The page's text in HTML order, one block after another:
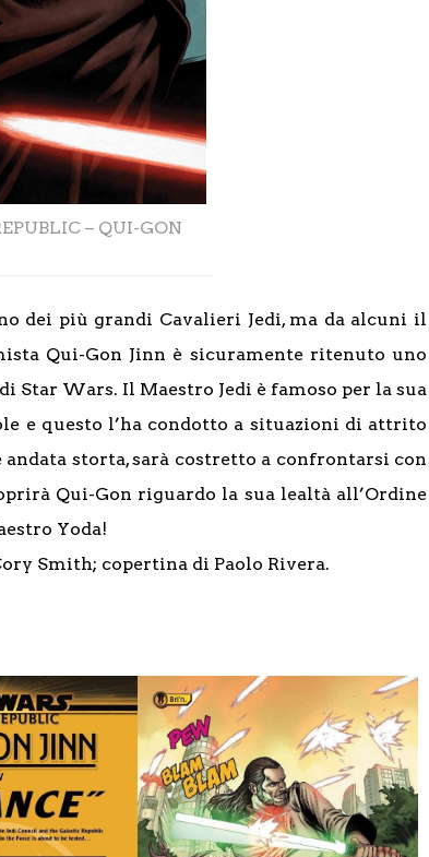
– QUI-GON
dei più grandi Cavalieri Jedi, ma da alcuni il
Qui-Gon Jinn è sicuramente ritenuto uno
Star Wars. Il Maestro Jedi è famoso per la sua
e questo l’ha condotto a situazioni di attrito
storta, sarà costretto a confrontarsi con
Qui-Gon riguardo la sua lealtà all’Ordine
Yoda!
Smith; copertina di Paolo Rivera.